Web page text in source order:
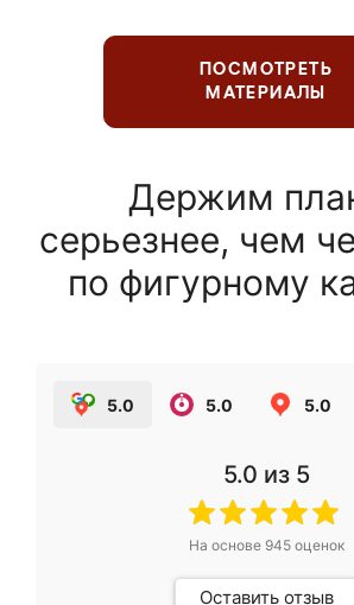
ПОСМОТРЕТЬ
МАТЕРИАЛЫ
Держим
серьезнее, чем
по фигурному
5.0 5.0 5.0
5.0 из 5
На основе 945оценок
Оставить отзыв